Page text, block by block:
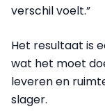
verschil voelt.”
Het resultaat is
wat het moet
leveren en
slager.